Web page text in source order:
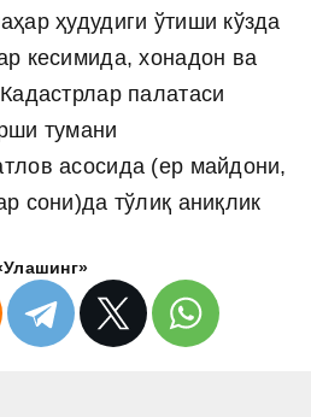
ҳудудиги ўтиши кўзда
кесимида, хонадон ва
палатаси
тумани
асосида (ер майдони,
сони)да тўлиқ аниқлик